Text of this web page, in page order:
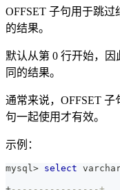
OFFSET 子句用于跳
的结果。
默认从第 0 行开始，因
同的结果。
通常来说，OFFSET
句一起使用才有效。
示例：
mysql> select